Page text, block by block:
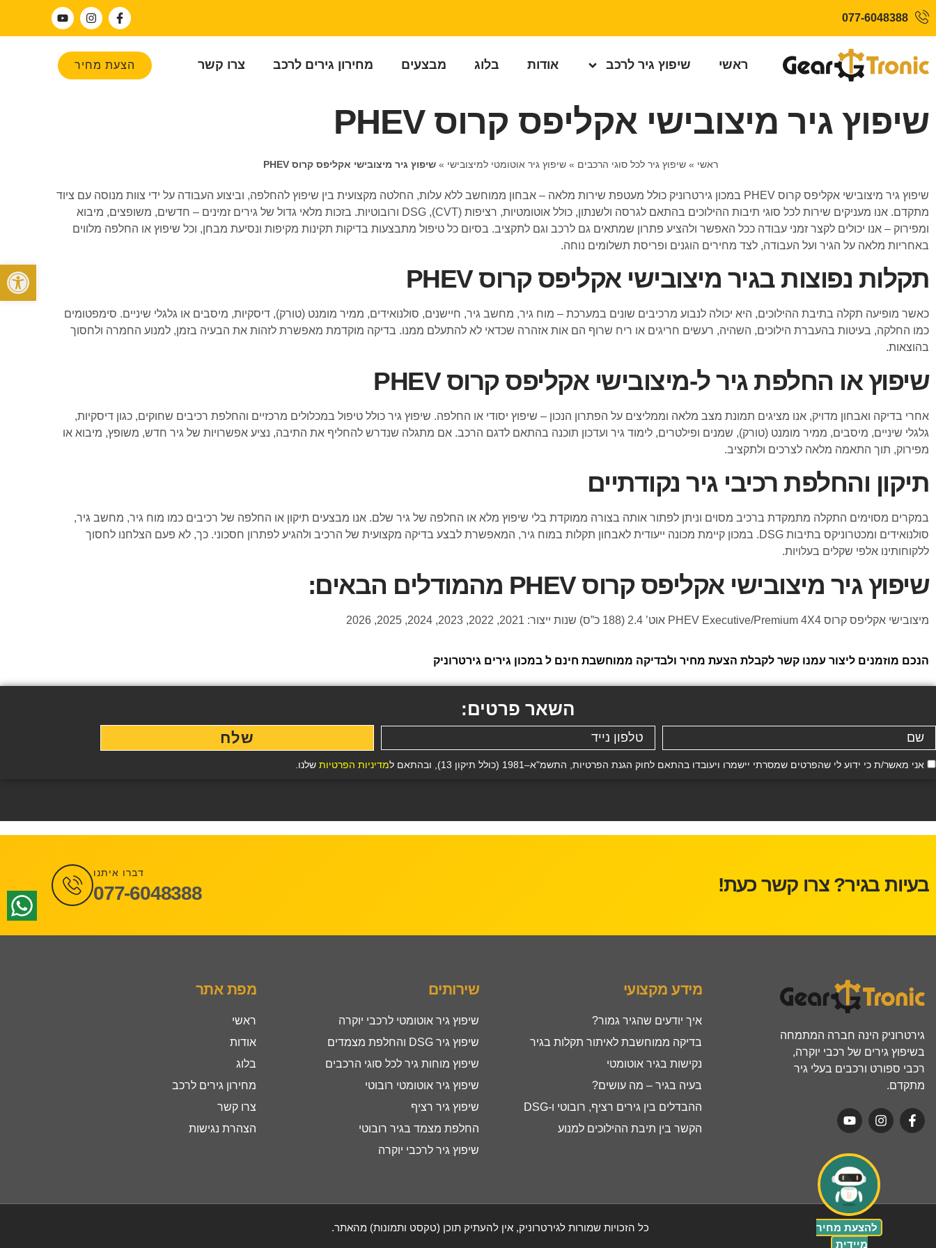
פתח
077-6048388
ראשי שיפוץ גיר לרכב אודות בלוג מבצעים מחירון גירים לרכב צרו קשר הצעת מחיר
שיפוץ גיר מיצובישי אקליפס קרוס PHEV
ראשי »שיפוץ גיר לכל סוגי הרכבים »שיפוץ גיר אוטומטי למיצובישי »שיפוץ גיר מיצובישי אקליפס קרוס PHEV
שיפוץ גיר מיצובישי אקליפס קרוס PHEV במכון גירטרוניק כולל מעטפת שירות מלאה – אבחון ממוחשב ללא עלות, החלטה מקצועית בין שיפוץ להחלפה, וביצוע העבודה על ידי צוות מנוסה עם ציוד
מתקדם. אנו מעניקים שירות לכל סוגי תיבות ההילוכים בהתאם לגרסה ולשנתון, כולל אוטומטיות, רציפות (CVT), DSG ורובוטיות. בזכות מלאי גדול של גירים זמינים – חדשים, משופצים, מיבוא
ומפירוק – אנו יכולים לקצר זמני עבודה ככל האפשר ולהציע פתרון שמתאים גם לרכב וגם לתקציב. בסיום כל טיפול מתבצעות בדיקות תקינות מקיפות ונסיעת מבחן, וכל שיפוץ או החלפה מלווים
באחריות מלאה על הגיר ועל העבודה, לצד מחירים הוגנים ופריסת תשלומים נוחה.
תקלות נפוצות בגיר מיצובישי אקליפס קרוס PHEV
כאשר מופיעה תקלה בתיבת ההילוכים, היא יכולה לנבוע מרכיבים שונים במערכת – מוח גיר, מחשב גיר, חיישנים, סולנואידים, ממיר מומנט (טורק), דיסקיות, מיסבים או גלגלי שיניים. סימפטומים
כמו החלקה, בעיטות בהעברת הילוכים, השהיה, רעשים חריגים או ריח שרוף הם אות אזהרה שכדאי לא להתעלם ממנו. בדיקה מוקדמת מאפשרת לזהות את הבעיה בזמן, למנוע החמרה ולחסוך
בהוצאות.
שיפוץ או החלפת גיר ל-מיצובישי אקליפס קרוס PHEV
אחרי בדיקה ואבחון מדויק, אנו מציגים תמונת מצב מלאה וממליצים על הפתרון הנכון – שיפוץ יסודי או החלפה. שיפוץ גיר כולל טיפול במכלולים מרכזיים והחלפת רכיבים שחוקים, כגון דיסקיות,
גלגלי שיניים, מיסבים, ממיר מומנט (טורק), שמנים ופילטרים, לימוד גיר ועדכון תוכנה בהתאם לדגם הרכב. אם מתגלה שנדרש להחליף את התיבה, נציע אפשרויות של גיר חדש, משופץ, מיבוא או
מפירוק, תוך התאמה מלאה לצרכים ולתקציב.
תיקון והחלפת רכיבי גיר נקודתיים
במקרים מסוימים התקלה מתמקדת ברכיב מסוים וניתן לפתור אותה בצורה ממוקדת בלי שיפוץ מלא או החלפה של גיר שלם. אנו מבצעים תיקון או החלפה של רכיבים כמו מוח גיר, מחשב גיר,
סולנואידים ומכטרוניקס בתיבות DSG. במכון קיימת מכונה ייעודית לאבחון תקלות במוח גיר, המאפשרת לבצע בדיקה מקצועית של הרכיב ולהגיע לפתרון חסכוני. כך, לא פעם הצלחנו לחסוך
ללקוחותינו אלפי שקלים בעלויות.
שיפוץ גיר מיצובישי אקליפס קרוס PHEV מהמודלים הבאים:
מיצובישי אקליפס קרוס PHEV Executive/Premium 4X4 אוט’ 2.4 (188 כ”ס) שנות ייצור: 2021, 2022, 2023, 2024, 2025, 2026
הנכם מוזמנים ליצור עמנו קשר לקבלת הצעת מחיר ולבדיקה ממוחשבת חינם ל במכון גירים גירטרוניק
השאר פרטים:
אני מאשר/ת כי ידוע לי שהפרטים שמסרתי יישמרו ויעובדו בהתאם לחוק הגנת הפרטיות, התשמ"א–1981 (כולל תיקון 13), ובהתאם ל מדיניות הפרטיות שלנו.
שלח
להצעת מחיר
מיידית
בעיות בגיר? צרו קשר כעת!
דברו איתנו
077-6048388
גירטרוניק הינה חברה המתמחה
בשיפוץ גירים של רכבי יוקרה,
רכבי ספורט ורכבים בעלי גיר
מתקדם.
מידע מקצועי
איך יודעים שהגיר גמור?
בדיקה ממוחשבת לאיתור תקלות בגיר
נקישות בגיר אוטומטי
בעיה בגיר – מה עושים?
ההבדלים בין גירים רציף, רובוטי ו-DSG
הקשר בין תיבת ההילוכים למנוע
שירותים
שיפוץ גיר אוטומטי לרכבי יוקרה
שיפוץ גיר DSG והחלפת מצמדים
שיפוץ מוחות גיר לכל סוגי הרכבים
שיפוץ גיר אוטומטי רובוטי
שיפוץ גיר רציף
החלפת מצמד בגיר רובוטי
שיפוץ גיר לרכבי יוקרה
מפת אתר
ראשי
אודות
בלוג
מחירון גירים לרכב
צרו קשר
הצהרת נגישות
כל הזכויות שמורות לגירטרוניק, אין להעתיק תוכן (טקסט ותמונות) מהאתר.